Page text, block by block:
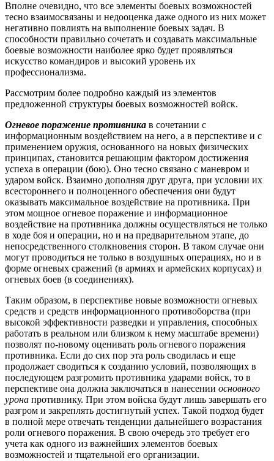
Вполне очевидно, что все элементы боевых возможностей
тесно взаимосвязаны и недооценка даже одного из них может
негативно повлиять на выполнение боевых задач. В
способности правильно сочетать и создавать максимальные
боевые возможности наиболее ярко будет проявляться
искусство командиров и высокий уровень их
профессионализма.
Рассмотрим более подробно каждый из элементов
предложенной структуры боевых возможностей войск.
Огневое поражение противника в сочетании с
информационным воздействием на него, а в перспективе и с
применением оружия, основанного на новых физических
принципах, становится решающим фактором достижения
успеха в операции (бою). Оно тесно связано с маневром и
ударом войск. Взаимно дополняя друг друга, при условии их
всестороннего и полноценного обеспечения они будут
оказывать максимальное воздействие на противника. При
этом мощное огневое поражение и информационное
воздействие на противника должны осуществляться не только
в ходе боя и операции, но и на предварительном этапе, до
непосредственного столкновения сторон. В таком случае они
могут проводиться не только в воздушных операциях, но и в
форме огневых сражений (в армиях и армейских корпусах) и
огневых боев (в соединениях).
Таким образом, в перспективе новые возможности огневых
средств и средств информационного противоборства (при
высокой эффективности разведки и управления, способных
работать в реальном или близком к нему масштабе времени)
позволят по-новому оценивать роль огневого поражения
противника. Если до сих пор эта роль сводилась и еще
продолжает сводиться к созданию условий, позволяющих в
последующем разгромить противника ударами войск, то в
перспективе она должна заключаться в нанесении основного
урона противнику. При этом войска будут лишь завершать его
разгром и закреплять достигнутый успех. Такой подход будет
в полной мере отвечать тенденции дальнейшего возрастания
роли огневого поражения. В свою очередь это требует его
учета как одного из важнейших элементов боевых
возможностей и тщательной его организации.